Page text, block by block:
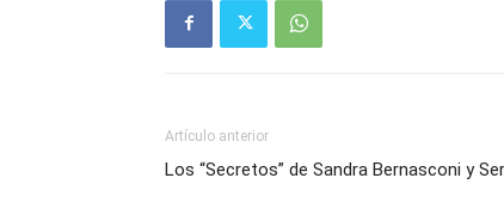
Artículo anterior
Los “Secretos” de Sandra Bernasconi y